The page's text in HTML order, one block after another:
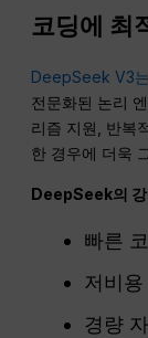
코딩에 최
DeepSeek V3
전문화된 논리
리즘 지원, 반복
한 경우에 더욱
DeepSeek의
빠른
저비
경량